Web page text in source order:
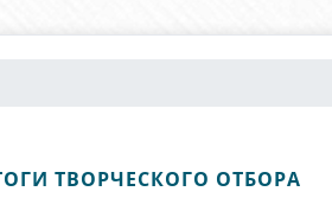
ТВОРЧЕСКОГО ОТБОРА